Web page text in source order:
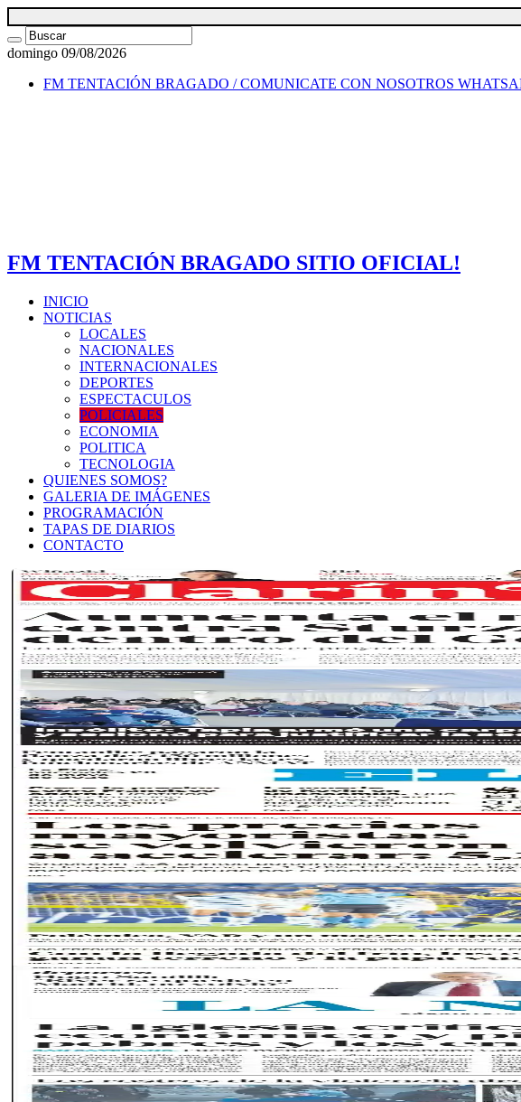
domingo 09/08/2026
FM TENTACIÓN BRAGADO / COMUNICATE CON NOSOTROS
FM TENTACIÓN BRAGADO SITIO OFICIAL!
INICIO
NOTICIAS
LOCALES
NACIONALES
INTERNACIONALES
DEPORTES
ESPECTACULOS
POLICIALES
ECONOMIA
POLITICA
TECNOLOGIA
QUIENES SOMOS?
GALERIA DE IMÁGENES
PROGRAMACIÓN
TAPAS DE DIARIOS
CONTACTO